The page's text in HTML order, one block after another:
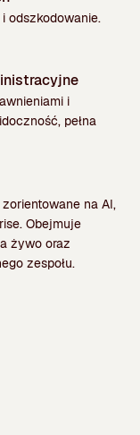
odszkodowanie.
i
pełna
na AI,
Obejmuje
żywo oraz
zespołu.